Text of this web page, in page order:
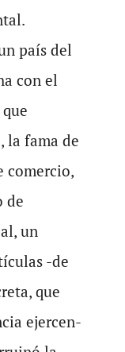
país del
con el
la fama de
comercio,
de
un
-de
que
ejercen-